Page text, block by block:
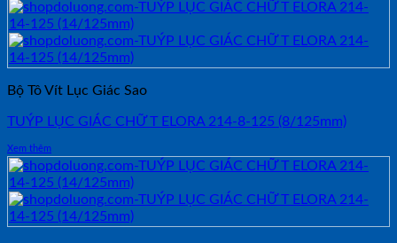
Bộ Tô Vít Lục Giác Sao
TUÝP LỤC GIÁC CHỮ T ELORA 214-8-125 (8/125mm)
Xem thêm